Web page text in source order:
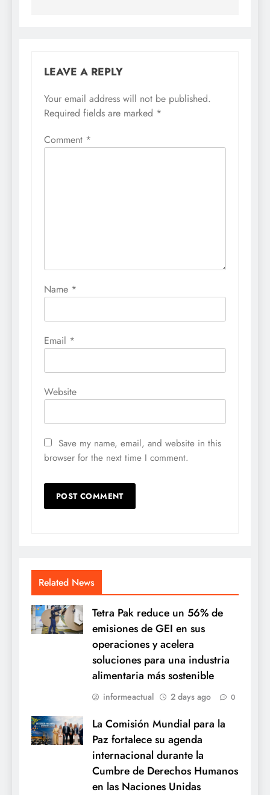
LEAVE A REPLY
Your email address will not be published.
Required fields are marked *
Comment *
Name *
Email *
Website
Save my name, email, and website in this
browser for the next time I comment.
Related News
Tetra Pak reduce un 56% de
emisiones de GEI en sus
operaciones y acelera
soluciones para una industria
alimentaria más sostenible
informeactual 2 days ago 0
La Comisión Mundial para la
Paz fortalece su agenda
internacional durante la
Cumbre de Derechos Humanos
en las Naciones Unidas